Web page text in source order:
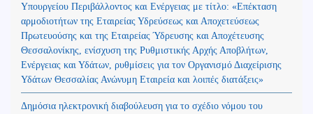
Υπουργείου Περιβάλλοντος και Ενέργειας με τίτλο: «Επέκταση
αρμοδιοτήτων της Εταιρείας Υδρεύσεως και Αποχετεύσεως
Πρωτευούσης και της Εταιρείας Ύδρευσης και Αποχέτευσης
Θεσσαλονίκης, ενίσχυση της Ρυθμιστικής Αρχής Αποβλήτων,
Ενέργειας και Υδάτων, ρυθμίσεις για τον Οργανισμό Διαχείρισης
Υδάτων Θεσσαλίας Ανώνυμη Εταιρεία και λοιπές διατάξεις»
Δημόσια ηλεκτρονική διαβούλευση για το σχέδιο νόμου του